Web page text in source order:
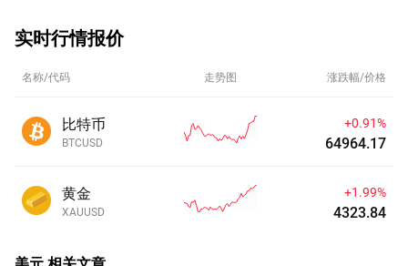
实时行情报价
名称/代码 走势图 涨跌幅/价格
比特币
BTCUSD
+0.91%
64964.17
黄金
XAUUSD
+1.99%
4323.84